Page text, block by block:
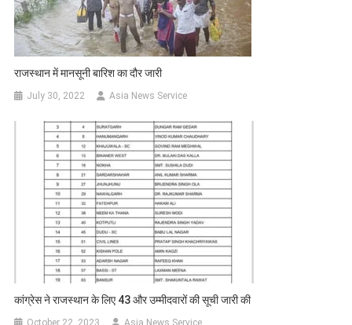
राजस्‍थान में मानसूनी बारिश का दौर जारी
July 30, 2022 Asia News Service
कांग्रेस ने राजस्थान के लिए 43 और उम्मीदवारों की सूची जारी की
October 22, 2023 Asia News Service